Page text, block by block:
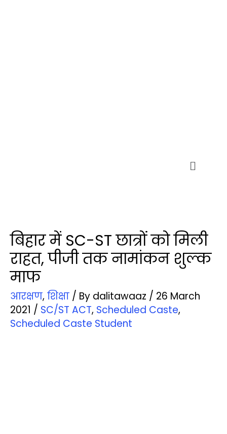
बिहार में SC-ST छात्रों को मिली
राहत, पीजी तक नामांकन शुल्क
माफ
आरक्षण, शिक्षा / By dalitawaaz / 26 March
2021 / SC/ST ACT, Scheduled Caste,
Scheduled Caste Student